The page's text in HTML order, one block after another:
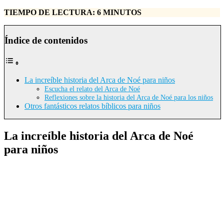
TIEMPO DE LECTURA: 6 MINUTOS
Índice de contenidos
La increíble historia del Arca de Noé para niños
Escucha el relato del Arca de Noé
Reflexiones sobre la historia del Arca de Noé para los niños
Otros fantásticos relatos bíblicos para niños
La increíble historia del Arca de Noé
para niños